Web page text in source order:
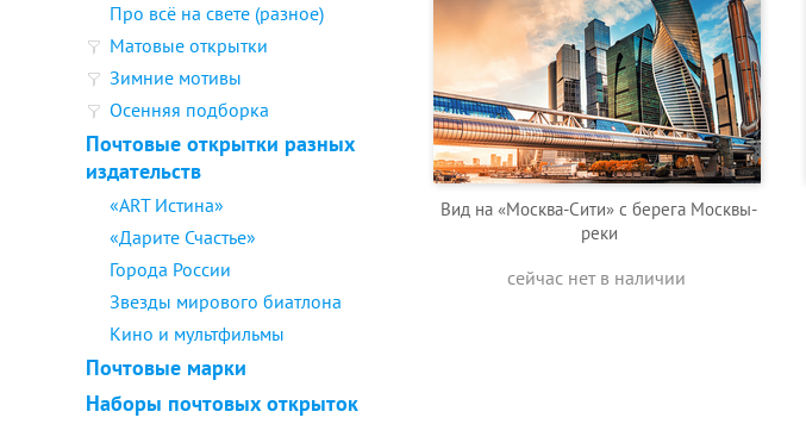
Про всё на свете (разное)
Матовые открытки
Зимние мотивы
Осенняя подборка
Почтовые открытки разных
издательств
«ART Истина»
«Дарите Счастье»
Города России
Звезды мирового биатлона
Кино и мультфильмы
Почтовые марки
Наборы почтовых открыток
Вид на «Москва-Сити» с берега Москвы-
реки
сейчас нет в наличии